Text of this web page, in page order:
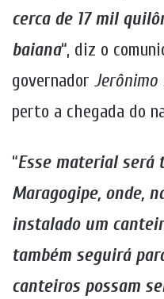
cerca de 17 mil
baiana“, diz o
governador Jerônimo
perto a chegada do
“Esse material será
Maragogipe, onde,
instalado um
também seguirá
canteiros possam